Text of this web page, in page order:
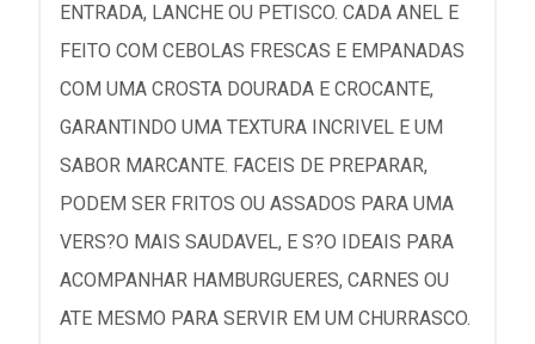
ENTRADA, LANCHE OU PETISCO. CADA ANEL E
FEITO COM CEBOLAS FRESCAS E EMPANADAS
COM UMA CROSTA DOURADA E CROCANTE,
GARANTINDO UMA TEXTURA INCRIVEL E UM
SABOR MARCANTE. FACEIS DE PREPARAR,
PODEM SER FRITOS OU ASSADOS PARA UMA
VERS?O MAIS SAUDAVEL, E S?O IDEAIS PARA
ACOMPANHAR HAMBURGUERES, CARNES OU
ATE MESMO PARA SERVIR EM UM CHURRASCO.